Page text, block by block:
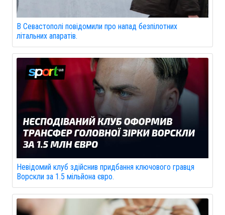
В Севастополі повідомили про напад безпілотних
літальних апаратів.
Невідомий клуб здійснив придбання ключового гравця
Ворскли за 1.5 мільйона євро.